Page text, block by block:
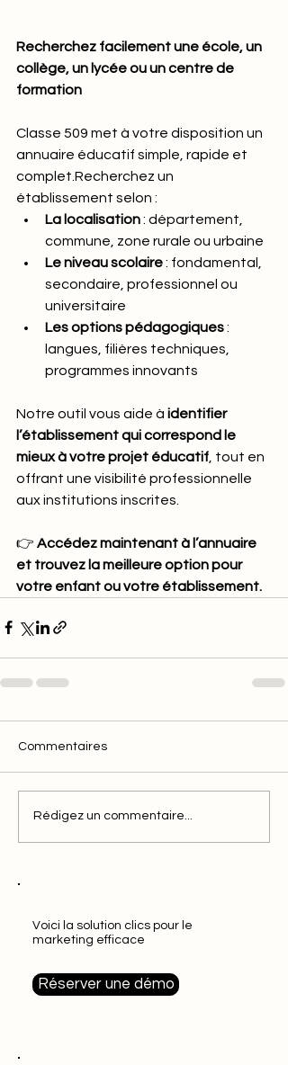
Recherchez facilement une école, un
collège, un lycée ou un centre de
formation
Classe 509 met à votre disposition un
annuaire éducatif simple, rapide et
complet.Recherchez un
établissement selon :
La localisation : département,
commune, zone rurale ou urbaine
Le niveau scolaire : fondamental,
secondaire, professionnel ou
universitaire
Les options pédagogiques :
langues, filières techniques,
programmes innovants
Notre outil vous aide à identifier
l’établissement qui correspond le
mieux à votre projet éducatif , tout en
offrant une visibilité professionnelle
aux institutions inscrites.
👉 Accédez maintenant à l’annuaire
et trouvez la meilleure option pour
votre enfant ou votre établissement.
Commentaires
Rédigez un commentaire...
Voici la solution clics pour le
marketing efficace
Réserver une démo